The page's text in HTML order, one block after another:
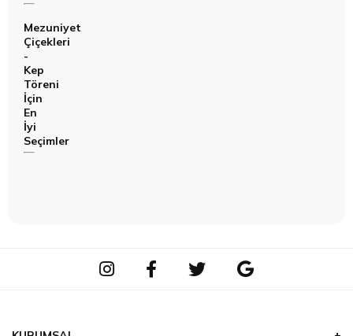
Mezuniyet
Çiçekleri
-
Kep
Töreni
İçin
En
İyi
Seçimler